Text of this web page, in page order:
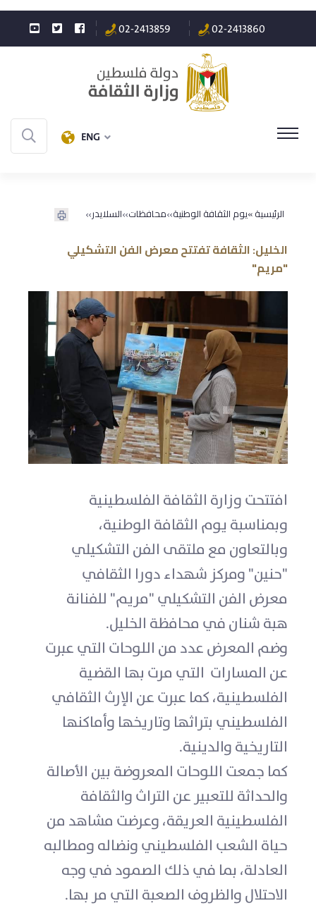
02-2413860
02-2413859
ENG
الرئيسية »يوم الثقافة الوطنية»محافظات»السلايدر»
الخليل: الثقافة تفتتح معرض الفن التشكيلي
"مريم"
افتتحت وزارة الثقافة الفلسطينية
وبمناسبة يوم الثقافة الوطنية،
وبالتعاون مع ملتقى الفن التشكيلي
"حنين" ومركز شهداء دورا الثقافي
معرض الفن التشكيلي "مريم" للفنانة
هبة شنان في محافظة الخليل.
وضم المعرض عدد من اللوحات التي عبرت
عن المسارات التي مرت بها القضية
الفلسطينية، كما عبرت عن الإرث الثقافي
الفلسطيني بتراثها وتاريخها وأماكنها
التاريخية والدينية.
كما جمعت اللوحات المعروضة بين الأصالة
والحداثة للتعبير عن التراث والثقافة
الفلسطينية العريقة، وعرضت مشاهد من
حياة الشعب الفلسطيني ونضاله ومطالبه
العادلة، بما في ذلك الصمود في وجه
الاحتلال والظروف الصعبة التي مر بها.